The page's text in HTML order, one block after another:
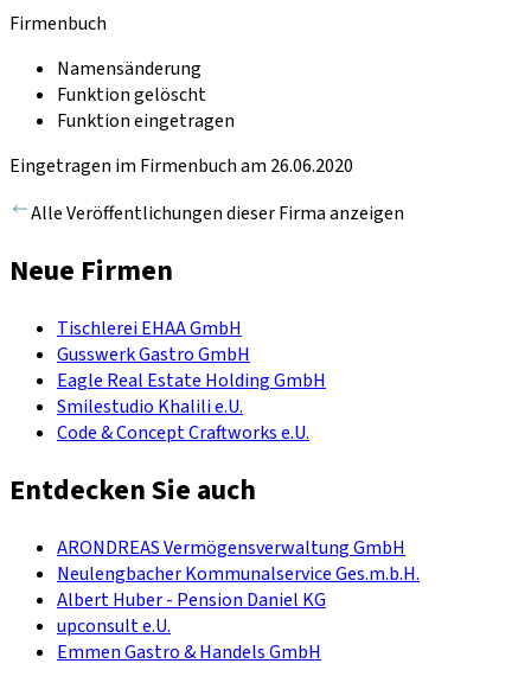
Firmenbuch
Namensänderung
Funktion gelöscht
Funktion eingetragen
Eingetragen im Firmenbuch am 26.06.2020
Alle Veröffentlichungen dieser Firma anzeigen
Neue Firmen
Tischlerei EHAA GmbH
Gusswerk Gastro GmbH
Eagle Real Estate Holding GmbH
Smilestudio Khalili e.U.
Code & Concept Craftworks e.U.
Entdecken Sie auch
ARONDREAS Vermögensverwaltung GmbH
Neulengbacher Kommunalservice Ges.m.b.H.
Albert Huber - Pension Daniel KG
upconsult e.U.
Emmen Gastro & Handels GmbH